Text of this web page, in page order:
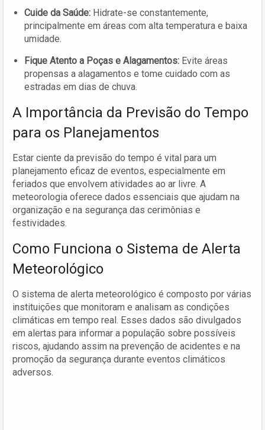
Cuide da Saúde: Hidrate-se constantemente,
principalmente em áreas com alta temperatura e baixa
umidade.
Fique Atento a Poças e Alagamentos: Evite áreas
propensas a alagamentos e tome cuidado com as
estradas em dias de chuva.
A Importância da Previsão do Tempo
para os Planejamentos
Estar ciente da previsão do tempo é vital para um
planejamento eficaz de eventos, especialmente em
feriados que envolvem atividades ao ar livre. A
meteorologia oferece dados essenciais que ajudam na
organização e na segurança das cerimônias e
festividades.
Como Funciona o Sistema de Alerta
Meteorológico
O sistema de alerta meteorológico é composto por várias
instituições que monitoram e analisam as condições
climáticas em tempo real. Esses dados são divulgados
em alertas para informar a população sobre possíveis
riscos, ajudando assim na prevenção de acidentes e na
promoção da segurança durante eventos climáticos
adversos.